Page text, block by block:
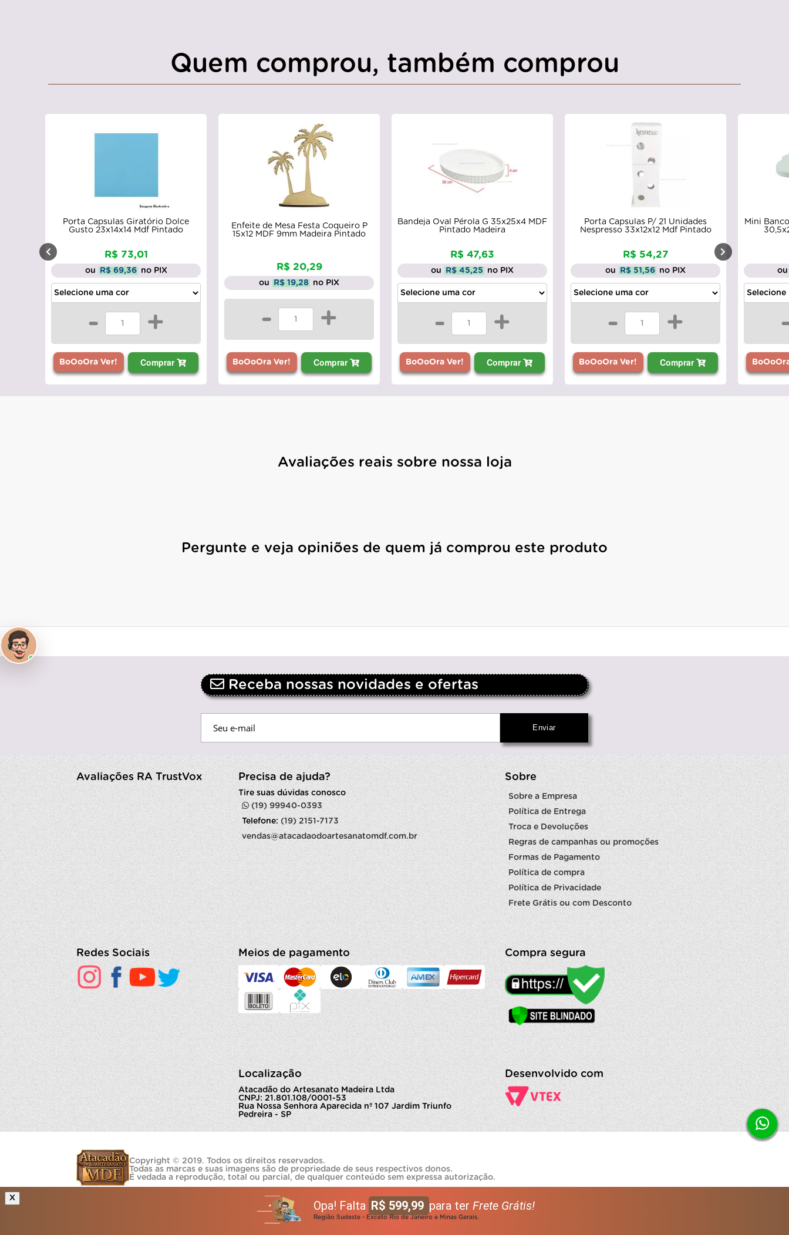
X
Opa! Falta R$ 599,99 para ter Frete Grátis!
Região Sudeste - Exceto Rio de Janeiro e Minas Gerais.
Quem comprou, também comprou
Porta Capsulas Giratório Dolce
Gusto 23x14x14 Mdf Pintado
R$ 73,01
ou R$ 69,36 no PIX
- +
BoOoOra Ver! Comprar
Enfeite de Mesa Festa Coqueiro P
15x12 MDF 9mm Madeira Pintado
R$ 20,29
ou R$ 19,28 no PIX
- +
BoOoOra Ver! Comprar
Bandeja Oval Pérola G 35x25x4 MDF
Pintado Madeira
R$ 47,63
ou R$ 45,25 no PIX
- +
BoOoOra Ver! Comprar
Porta Capsulas P/ 21 Unidades
Nespresso 33x12x12 Mdf Pintado
R$ 54,27
ou R$ 51,56 no PIX
- +
BoOoOra Ver! Comprar
Mini
ou
Avaliações reais sobre nossa loja
Pergunte e veja opiniões de quem já comprou este produto
Receba nossas novidades e ofertas
Avaliações RA TrustVox Precisa de ajuda?
Tire suas dúvidas conosco
(19) 99940-0393
Telefone:(19) 2151-7173
vendas@atacadaodoartesanatomdf.com.br
Sobre
Sobre a Empresa
Política de Entrega
Troca e Devoluções
Regras de campanhas ou promoções
Formas de Pagamento
Política de compra
Política de Privacidade
Frete Grátis ou com Desconto
Redes Sociais Meios de pagamento Compra segura
Localização
Atacadão do Artesanato Madeira Ltda
CNPJ: 21.801.108/0001-53
Rua Nossa Senhora Aparecida nº 107 Jardim Triunfo
Pedreira - SP
Desenvolvido com
Copyright © 2019. Todos os direitos reservados.
Todas as marcas e suas imagens são de propriedade de seus respectivos donos.
É vedada a reprodução, total ou parcial, de qualquer conteúdo sem expressa autorização.